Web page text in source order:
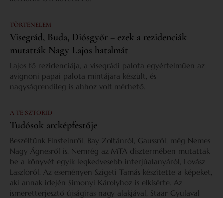
TÖRTÉNELEM
Visegrád, Buda, Diósgyőr – ezek a rezidenciák
mutatták Nagy Lajos hatalmát
Lajos fő rezidenciája, a visegrádi palota egyértelműen az
avignoni pápai palota mintájára készült, és
nagyságrendileg is ahhoz volt mérhető.
A TE SZTORID
Tudósok arcképfestője
Beszéltünk Einsteinről, Bay Zoltánról, Gaussról, még Nemes
Nagy Ágnesről is. Nemrég az MTA dísztermében mutatták
be a könyvét egyik legkedvesebb interjúalanyáról, Lovász
Lászlóról. Az eseményen Szigeti Tamás készítette a képeket,
aki annak idején Simonyi Károlyhoz is elkísérte. Az
ismeretterjesztő újságírás nagy alakjával, Staar Gyulával